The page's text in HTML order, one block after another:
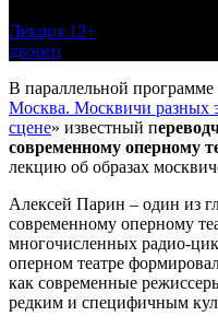
Лекция 12+
дворец
В параллельной программе
Москва. Москвичи разных
сцене» известный п
современному оперному
лекцию об образах
Алексей Парин – один из
современному оперному
многочисленных радио-
оперном театре
как современные
редким и специфичным